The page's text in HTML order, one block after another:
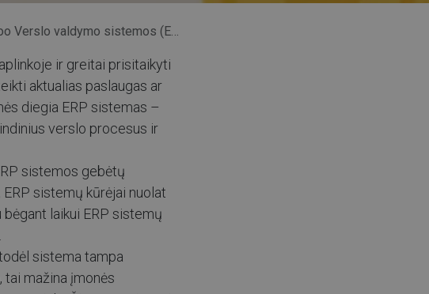
valdymo sistemos (ERP)
ir greitai prisitaikyti
aktualias paslaugas ar
diegia ERP sistemas –
verslo procesus ir
sistemos gebėtų
sistemų kūrėjai nuolat
laikui ERP sistemų
sistema tampa
tai mažina įmonės